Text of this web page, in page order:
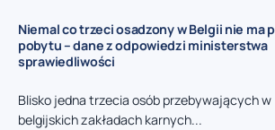
Niemal co trzeci osadzony w Belgii nie ma
pobytu – dane z odpowiedzi ministerstwa
sprawiedliwości
Blisko jedna trzecia osób przebywających w
belgijskich zakładach karnych...